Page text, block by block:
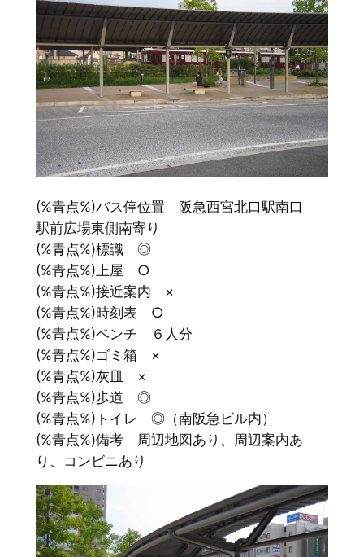
(%青点%)バス停位置 阪急西宮北口駅南口
駅前広場東側南寄り
(%青点%)標識 ◎
(%青点%)上屋 ○
(%青点%)接近案内 ×
(%青点%)時刻表 ○
(%青点%)ベンチ ６人分
(%青点%)ゴミ箱 ×
(%青点%)灰皿 ×
(%青点%)歩道 ◎
(%青点%)トイレ ◎（南阪急ビル内）
(%青点%)備考 周辺地図あり、周辺案内あ
り、コンビニあり